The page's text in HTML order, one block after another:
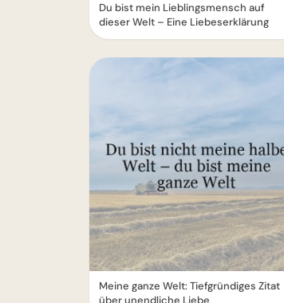
Du bist mein Lieblingsmensch auf
dieser Welt – Eine Liebeserklärung
Meine ganze Welt: Tiefgründiges Zitat
über unendliche Liebe